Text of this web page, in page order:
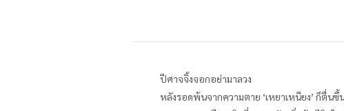
ปีศาจจิ้งจอกอย่ามาลวง
หลังรอดพ้นจากความตาย ‘เหยาเหนียง’ ก็ตื่น